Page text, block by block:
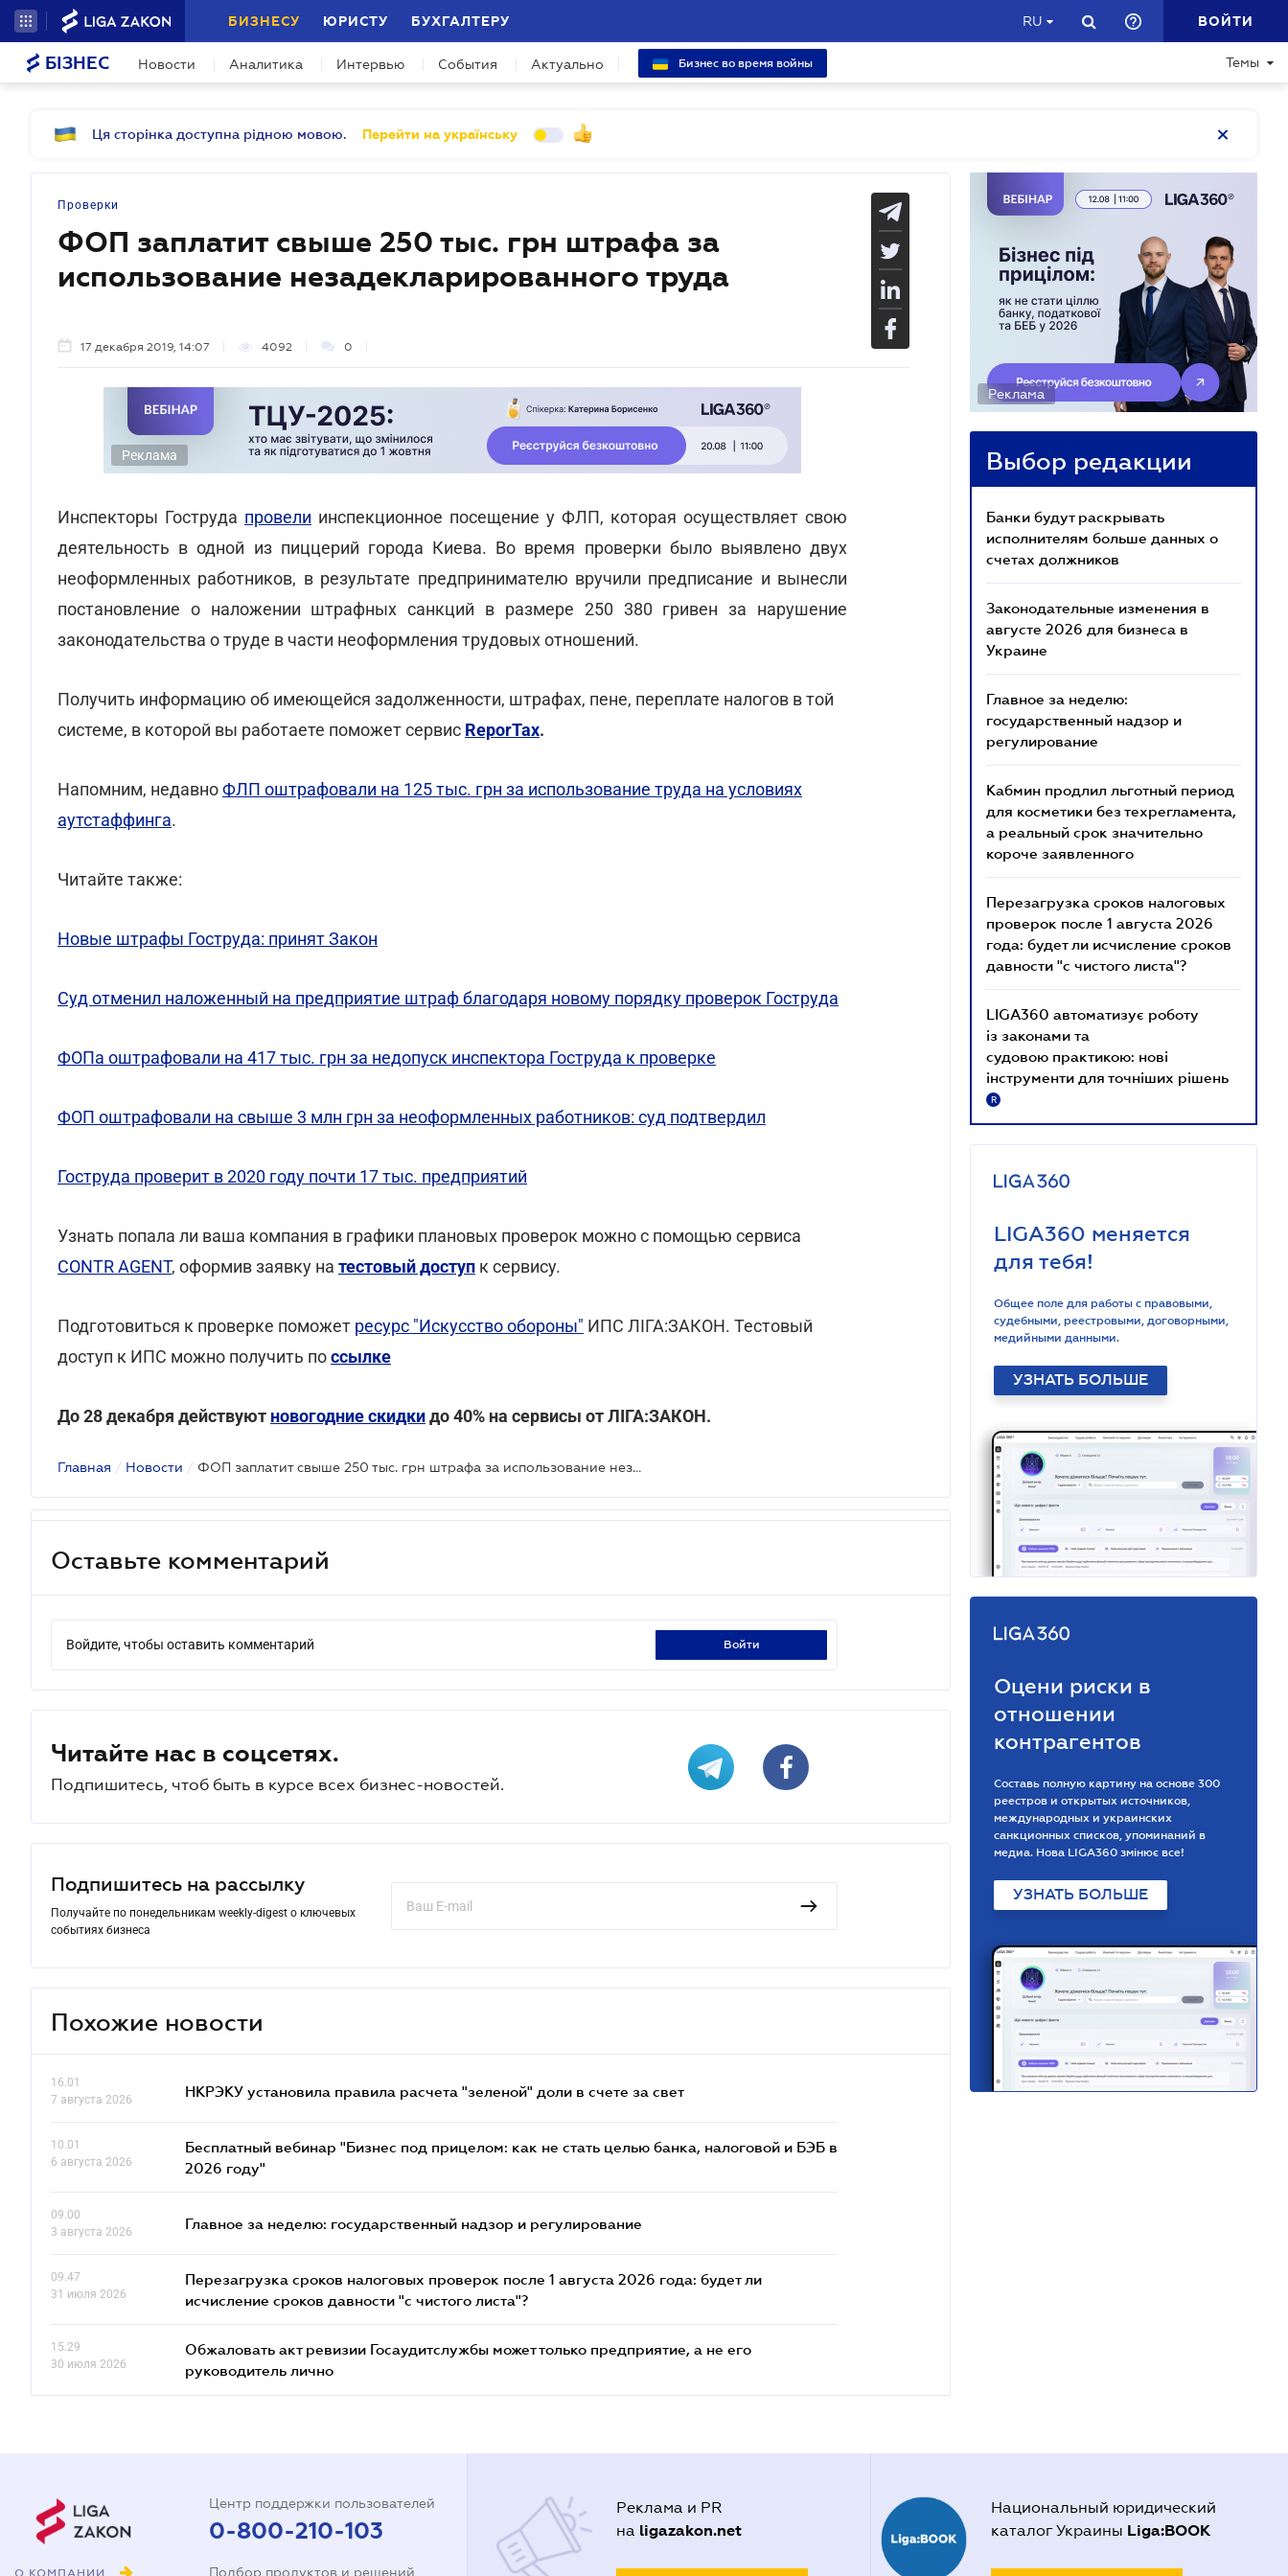
БИЗНЕСУ ЮРИСТУ БУХГАЛТЕРУ RU ВОЙТИ
БІЗНЕС Новости Аналитика Интервью События Актуально Бизнес во время войны Темы
Ця сторінка доступна рідною мовою. Перейти на українську
Проверки
ФОП заплатит свыше 250 тыс. грн штрафа за
использование незадекларированного труда
17 декабря 2019, 14:07 4092 0
Реклама
Инспекторы Гоструда провели инспекционное посещение у ФЛП, которая осуществляет свою
деятельность в одной из пиццерий города Киева. Во время проверки было выявлено двух
неоформленных работников, в результате предпринимателю вручили предписание и вынесли
постановление о наложении штрафных санкций в размере 250 380 гривен за нарушение
законодательства о труде в части неоформления трудовых отношений.
Получить информацию об имеющейся задолженности, штрафах, пене, переплате налогов в той
системе, в которой вы работаете поможет сервис ReporTax.
Напомним, недавноФЛП оштрафовали на 125 тыс. грн за использование труда на условиях
аутстаффинга.
Читайте также:
Новые штрафы Гоструда: принят Закон
Суд отменил наложенный на предприятие штраф благодаря новому порядку проверок Гоструда
ФОПа оштрафовали на 417 тыс. грн за недопуск инспектора Гоструда к проверке
ФОП оштрафовали на свыше 3 млн грн за неоформленных работников: суд подтвердил
Гоструда проверит в 2020 году почти 17 тыс. предприятий
Узнать попала ли ваша компания в графики плановых проверок можно с помощью сервиса
CONTR AGENT, оформив заявку на тестовый доступ к сервису.
Подготовиться к проверке поможет ресурс "Искусство обороны" ИПС ЛІГА:ЗАКОН. Тестовый
доступ к ИПС можно получить поссылке
До 28 декабря действуют новогодние скидкидо 40% на сервисы отЛІГА:ЗАКОН.
Главная / Новости / ФОП заплатит свыше 250 тыс. грн штрафа за использование незадекларированного труда
Оставьте комментарий
Войдите, чтобы оставить комментарий войти
Читайте нас в соцсетях.
Подпишитесь, чтоб быть в курсе всех бизнес-новостей.
Подпишитесь на рассылку
Получайте по понедельникам weekly-digest о ключевых
событиях бизнеса
Похожие новости
16.01
7 августа 2026
НКРЭКУ установила правила расчета "зеленой" доли в счете за свет
10.01
6 августа 2026
Бесплатный вебинар "Бизнес под прицелом: как не стать целью банка, налоговой и БЭБ в
2026 году"
09.00
3 августа 2026
Главное за неделю: государственный надзор и регулирование
09.47
31 июля 2026
Перезагрузка сроков налоговых проверок после 1 августа 2026 года: будет ли
исчисление сроков давности "с чистого листа"?
15.29
30 июля 2026
Обжаловать акт ревизии Госаудитслужбы может только предприятие, а не его
руководитель лично
Реклама
Выбор редакции
Банки будут раскрывать
исполнителям больше данных о
счетах должников
Законодательные изменения в
августе 2026 для бизнеса в
Украине
Главное за неделю:
государственный надзор и
регулирование
Кабмин продлил льготный период
для косметики без техрегламента,
а реальный срок значительно
короче заявленного
Перезагрузка сроков налоговых
проверок после 1 августа 2026
года: будет ли исчисление сроков
давности "с чистого листа"?
LIGA360 автоматизує роботу
із законами та
судовою практикою: нові
інструменти для точніших рішень
R
LIGA360 меняется
для тебя!
Общее поле для работы с правовыми,
судебными, реестровыми, договорными,
медийными данными.
УЗНАТЬ БОЛЬШЕ
Оцени риски в
отношении
контрагентов
Составь полную картину на основе 300
реестров и открытых источников,
международных и украинских
санкционных списков, упоминаний в
медиа. Нова LIGA360 змінює все!
УЗНАТЬ БОЛЬШЕ
О КОМПАНИИ
Центр поддержки пользователей
0-800-210-103
Подбор продуктов и решений
Реклама и PR
на ligazakon.net
Национальный юридический
каталог Украины Liga:BOOK